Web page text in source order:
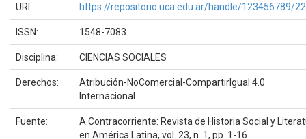
URI: https://repositorio.uca.edu.ar/handle/123456789/
ISSN: 1548-7083
Disciplina: CIENCIAS SOCIALES
Derechos:
Atribución-NoComercial-CompartirIgual 4.0
Internacional
Fuente:
A Contracorriente: Revista de Historia Social y
en América Latina, vol. 23, n. 1, pp. 1-16